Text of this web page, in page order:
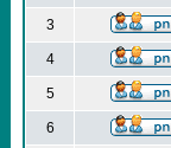
3
4
5
6